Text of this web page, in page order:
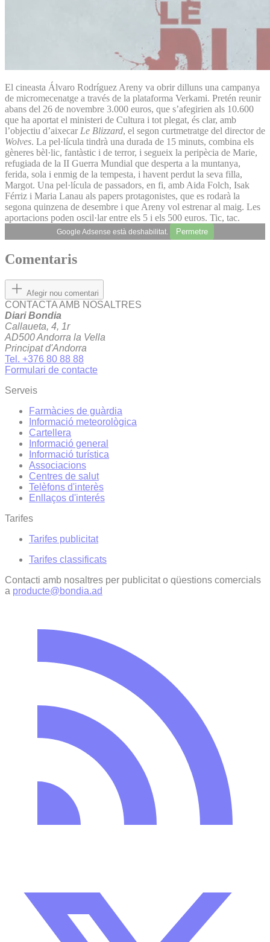
El cineasta Álvaro Rodríguez Areny va obrir dilluns una campanya
de micromecenatge a través de la plataforma Verkami. Pretén reunir
abans del 26 de novembre 3.000 euros, que s’afegirien als 10.600
que ha aportat el ministeri de Cultura i tot plegat, és clar, amb
l’objectiu d’aixecar Le Blizzard, el segon curtmetratge del director de
Wolves. La pel·lícula tindrà una durada de 15 minuts, combina els
gèneres bèl·lic, fantàstic i de terror, i segueix la peripècia de Marie,
refugiada de la II Guerra Mundial que desperta a la muntanya,
ferida, sola i enmig de la tempesta, i havent perdut la seva filla,
Margot. Una pel·lícula de passadors, en fi, amb Aida Folch, Isak
Férriz i Maria Lanau als papers protagonistes, que es rodarà la
segona quinzena de desembre i que Areny vol estrenar al maig. Les
aportacions poden oscil·lar entre els 5 i els 500 euros. Tic, tac.
Google Adsense està deshabilitat. Permetre
Comentaris
Afegir nou comentari
CONTACTA AMB NOSALTRES
Diari Bondia
Callaueta, 4, 1r
AD500 Andorra la Vella
Principat d'Andorra
Tel. +376 80 88 88
Formulari de contacte
Serveis
Farmàcies de guàrdia
Informació meteorològica
Cartellera
Informació general
Informació turística
Associacions
Centres de salut
Telèfons d'interès
Enllaços d'interés
Tarifes
Tarifes publicitat
Tarifes classificats
Contacti amb nosaltres per publicitat o qüestions comercials
a producte@bondia.ad